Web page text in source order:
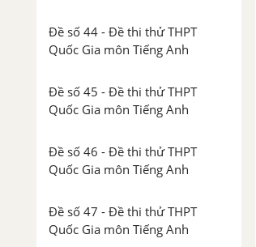
Đề số 44 - Đề thi thử THPT
Quốc Gia môn Tiếng Anh
Đề số 45 - Đề thi thử THPT
Quốc Gia môn Tiếng Anh
Đề số 46 - Đề thi thử THPT
Quốc Gia môn Tiếng Anh
Đề số 47 - Đề thi thử THPT
Quốc Gia môn Tiếng Anh